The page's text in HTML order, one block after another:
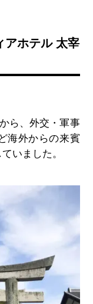
アホテル 太宰
ら、外交・軍事
海外からの来賓
いました。